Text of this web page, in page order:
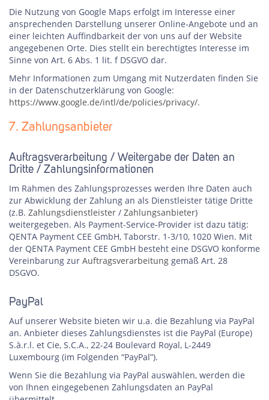
Die Nutzung von Google Maps erfolgt im Interesse einer
ansprechenden Darstellung unserer Online-Angebote und an
einer leichten Auffindbarkeit der von uns auf der Website
angegebenen Orte. Dies stellt ein berechtigtes Interesse im
Sinne von Art. 6 Abs. 1 lit. f DSGVO dar.
Mehr Informationen zum Umgang mit Nutzerdaten finden Sie
in der Datenschutzerklärung von Google:
https://www.google.de/intl/de/policies/privacy/.
7. Zahlungsanbieter
Auftragsverarbeitung / Weitergabe der Daten an
Dritte / Zahlungsinformationen
Im Rahmen des Zahlungsprozesses werden Ihre Daten auch
zur Abwicklung der Zahlung an als Dienstleister tätige Dritte
(z.B. Zahlungsdienstleister / Zahlungsanbieter)
weitergegeben. Als Payment-Service-Provider ist dazu tätig:
QENTA Payment CEE GmbH, Taborstr. 1-3/10, 1020 Wien. Mit
der QENTA Payment CEE GmbH besteht eine DSGVO konforme
Vereinbarung zur Auftragsverarbeitung gemäß Art. 28
DSGVO.
PayPal
Auf unserer Website bieten wir u.a. die Bezahlung via PayPal
an. Anbieter dieses Zahlungsdienstes ist die PayPal (Europe)
S.à.r.l. et Cie, S.C.A., 22-24 Boulevard Royal, L-2449
Luxembourg (im Folgenden “PayPal”).
Wenn Sie die Bezahlung via PayPal auswählen, werden die
von Ihnen eingegebenen Zahlungsdaten an PayPal